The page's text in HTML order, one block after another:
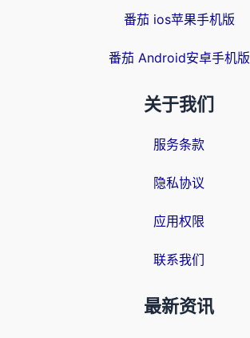
番茄 ios苹果手机版
番茄 Android安卓手机版
关于我们
服务条款
隐私协议
应用权限
联系我们
最新资讯